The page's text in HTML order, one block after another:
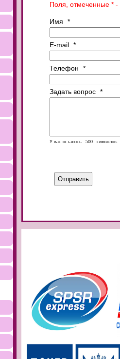
Поля, отмеченные * -
Имя *
E-mail *
Телефон *
Задать вопрос *
У вас осталось символов.